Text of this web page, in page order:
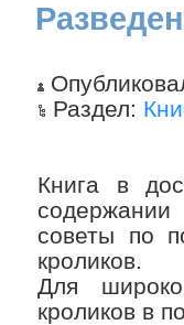
Раздел:
Книга в
советы по
кроликов.
Для
кроликов в